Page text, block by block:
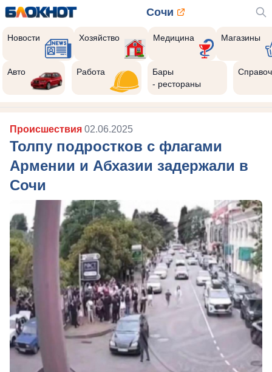
Сочи
Новости Хозяйство Медицина Магазины
Авто Работа
Бары
- рестораны
Происшествия 02.06.2025
Толпу подростков с флагами
Армении и Абхазии задержали в
Сочи